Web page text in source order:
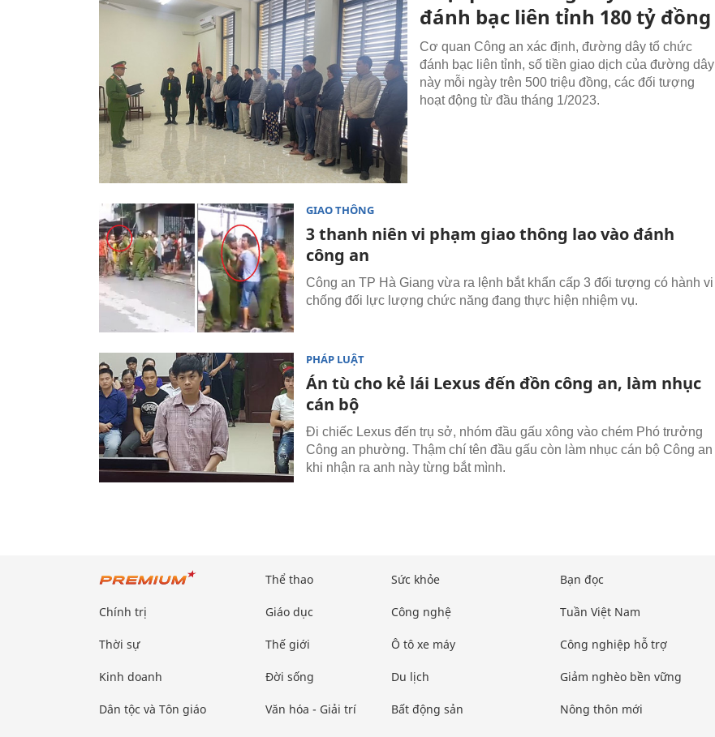
đánh bạc liên tỉnh 180 tỷ đồng
Cơ quan Công an xác định, đường dây tổ chức
đánh bạc liên tỉnh, số tiền giao dịch của đường dây
này mỗi ngày trên 500 triệu đồng, các đối tượng
hoạt động từ đầu tháng 1/2023.
GIAO THÔNG
3 thanh niên vi phạm giao thông lao vào đánh
công an
Công an TP Hà Giang vừa ra lệnh bắt khẩn cấp 3 đối tượng có hành vi
chống đối lực lượng chức năng đang thực hiện nhiệm vụ.
PHÁP LUẬT
Án tù cho kẻ lái Lexus đến đồn công an, làm nhục
cán bộ
Đi chiếc Lexus đến trụ sở, nhóm đầu gấu xông vào chém Phó trưởng
Công an phường. Thậm chí tên đầu gấu còn làm nhục cán bộ Công an
khi nhận ra anh này từng bắt mình.
Chính trị
Thời sự
Kinh doanh
Dân tộc và Tôn giáo
Thể thao
Giáo dục
Thế giới
Đời sống
Văn hóa - Giải trí
Sức khỏe
Công nghệ
Ô tô xe máy
Du lịch
Bất động sản
Bạn đọc
Tuần Việt Nam
Công nghiệp hỗ trợ
Giảm nghèo bền vững
Nông thôn mới